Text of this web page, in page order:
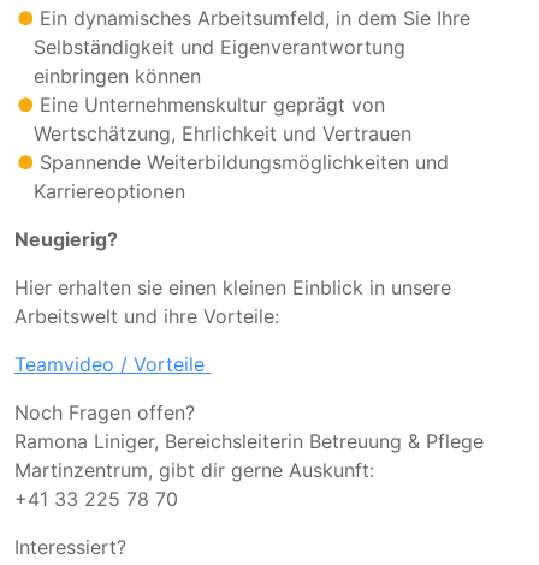
Ein dynamisches Arbeitsumfeld, in dem Sie Ihre
Selbständigkeit und Eigenverantwortung
einbringen können
Eine Unternehmenskultur geprägt von
Wertschätzung, Ehrlichkeit und Vertrauen
Spannende Weiterbildungsmöglichkeiten und
Karriereoptionen
Neugierig?
Hier erhalten sie einen kleinen Einblick in unsere
Arbeitswelt und ihre Vorteile:
Teamvideo / Vorteile
Noch Fragen offen?
Ramona Liniger, Bereichsleiterin Betreuung & Pflege
Martinzentrum, gibt dir gerne Auskunft:
+41 33 225 78 70
Interessiert?